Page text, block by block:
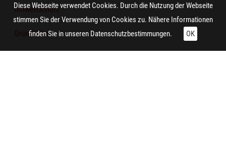
Umweltschutz
Grünfläche
Diese Webseite verwendet Cookies. Durch die Nutzung der Webseite
stimmen Sie der Verwendung von Cookies zu. Nähere Informationen
finden Sie in unseren Datenschutzbestimmungen. OK